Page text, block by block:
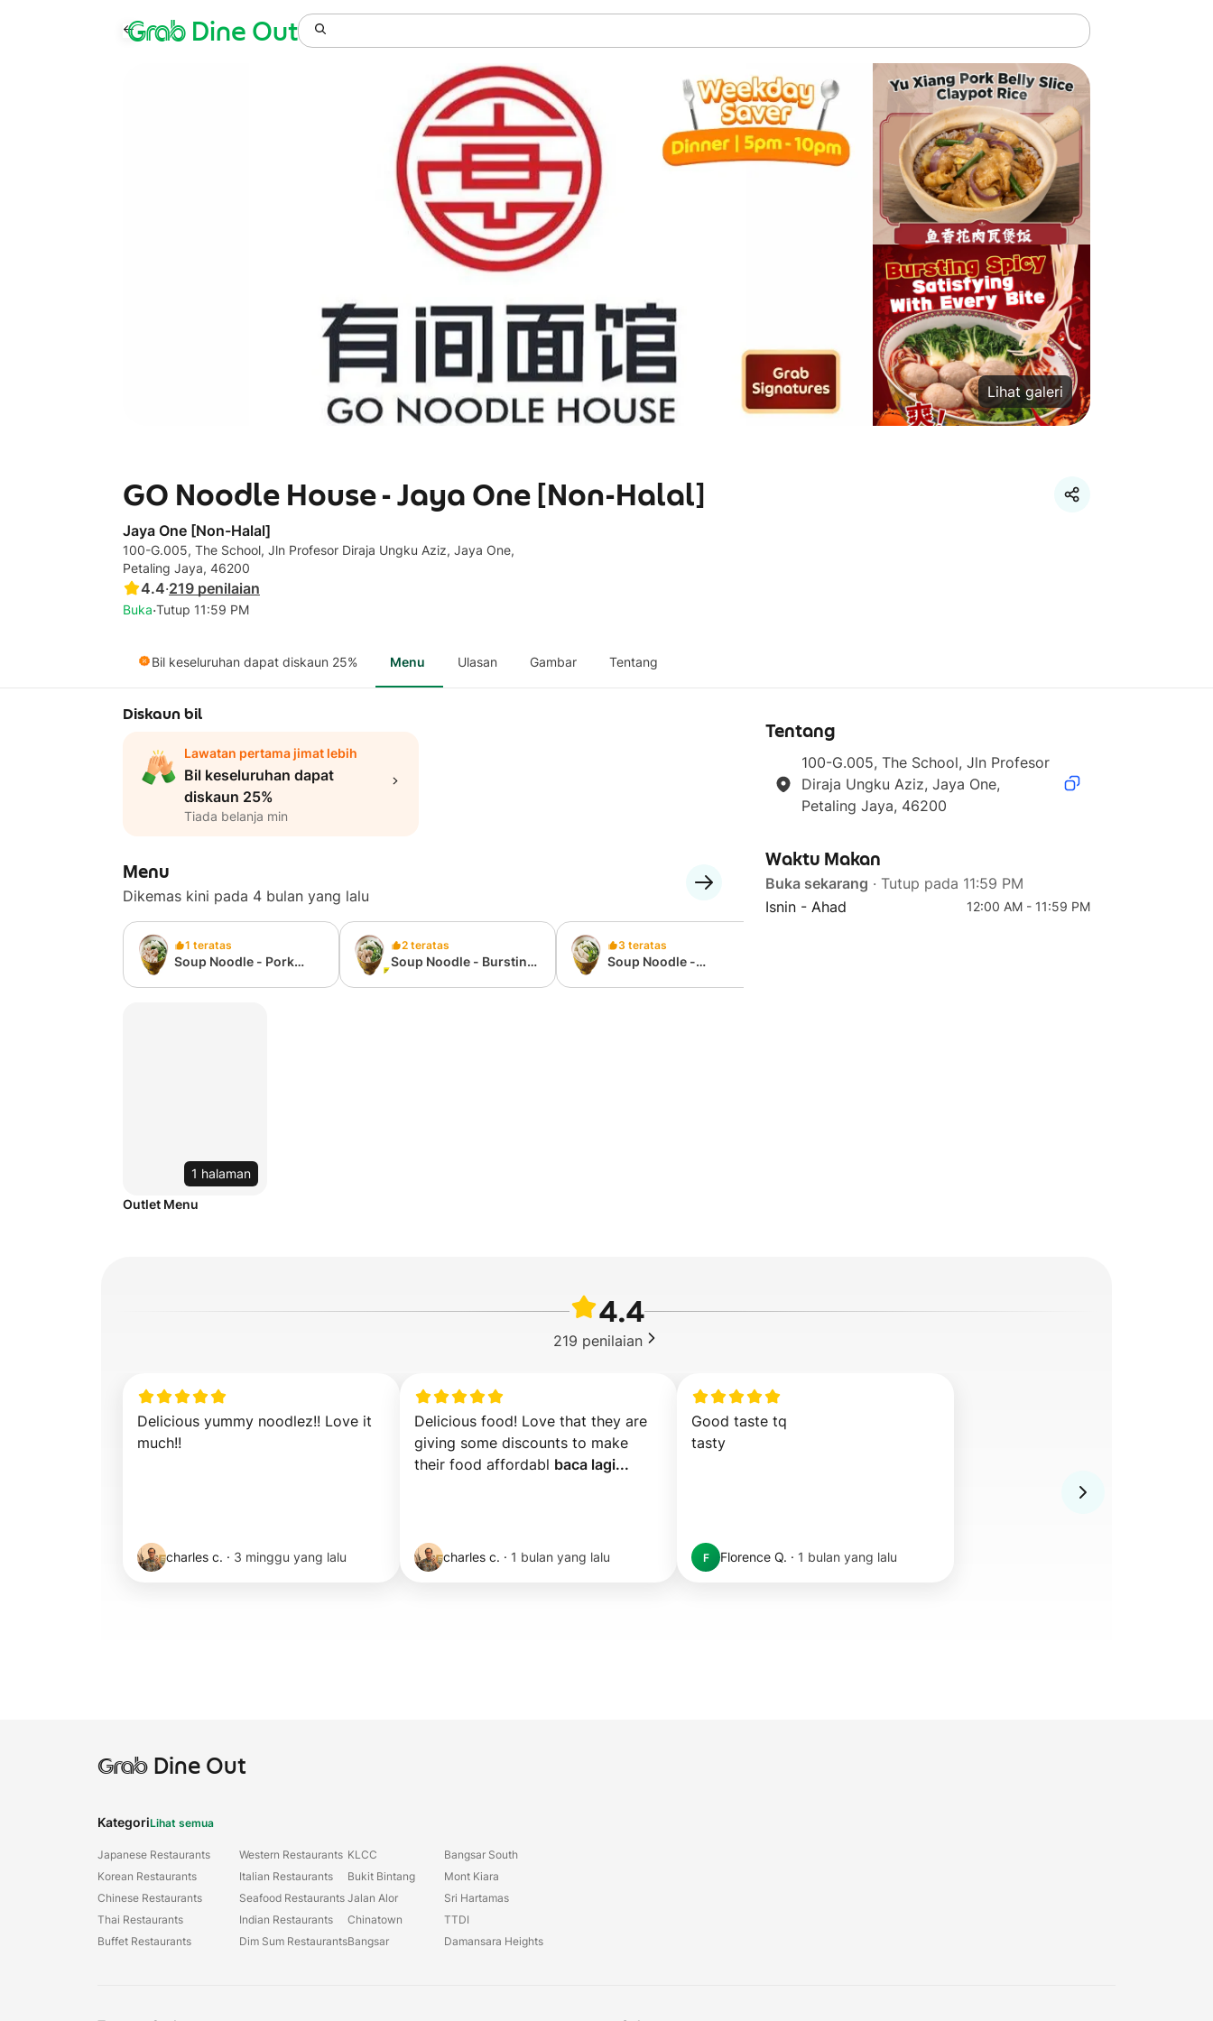
GrabDine Out
Lihat galeri
GO Noodle House - Jaya One [Non-Halal]
Jaya One [Non-Halal]
100-G.005, The School, Jln Profesor Diraja Ungku Aziz, Jaya One,
Petaling Jaya, 46200
4.4·219 penilaian
Buka·Tutup 11:59 PM
Bil keseluruhan dapat diskaun 25% Menu Ulasan Gambar Tentang
Diskaun bil
Lawatan pertama jimat lebih
Bil keseluruhan dapat
diskaun 25%
Tiada belanja min
Menu
Dikemas kini pada 4 bulan yang lalu
1 teratas
Soup Noodle - Pork
2 teratas
Soup Noodle - Bursting
3 teratas
Soup Noodle -
1 halaman
Outlet Menu
Tentang
100-G.005, The School, Jln Profesor
Diraja Ungku Aziz, Jaya One,
Petaling Jaya, 46200
Waktu Makan
Buka sekarang · Tutup pada 11:59 PM
Isnin - Ahad
12:00 AM - 11:59 PM
4.4
219 penilaian
Delicious yummy noodlez!! Love it
much!!
charles c. · 3 minggu yang lalu
Delicious food! Love that they are
giving some discounts to make
their food affordabl baca lagi...
charles c. · 1 bulan yang lalu
Good taste tq
tasty
F Florence Q. · 1 bulan yang lalu
GrabDine Out
KategoriLihat semua
Japanese Restaurants
Korean Restaurants
Chinese Restaurants
Thai Restaurants
Buffet Restaurants
Western Restaurants
Italian Restaurants
Seafood Restaurants
Indian Restaurants
Dim Sum Restaurants
KLCC
Bukit Bintang
Jalan Alor
Chinatown
Bangsar
Bangsar South
Mont Kiara
Sri Hartamas
TTDI
Damansara Heights